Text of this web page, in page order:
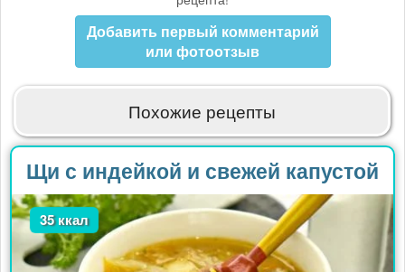
Добавить первый комментарий
или фотоотзыв
Похожие рецепты
Щи с индейкой и свежей капустой
35 ккал